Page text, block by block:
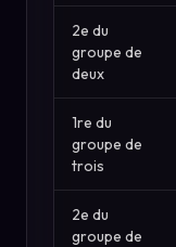
2e du
groupe de
deux
1re du
groupe de
trois
2e du
groupe de